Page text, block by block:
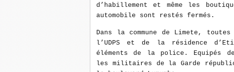
d’habillement et même les
automobile sont restés fermés.
Dans la commune de Limete,
l’UDPS et de la résidence
éléments de la police. Equipés
les militaires de la Garde